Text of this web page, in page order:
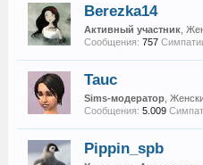
Berezka14
Активный участник,
Сообщения: 757
Tauc
Sims-модератор,
Сообщения: 5.009
Pippin_spb